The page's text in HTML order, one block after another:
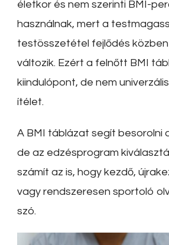
életkor és nem szerinti BMI-
használnak, mert a
testösszetétel fejlődés
változik. Ezért a felnőtt BMI
kiindulópont, de nem
ítélet.
A BMI táblázat segít besorolni
de az edzésprogram
számít az is, hogy kezdő,
vagy rendszeresen sportoló
szó.